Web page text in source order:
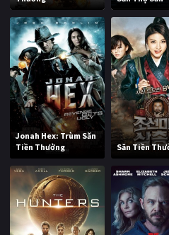
Jonah Hex: Trùm Săn
Tiền Thưởng
Săn Tiền